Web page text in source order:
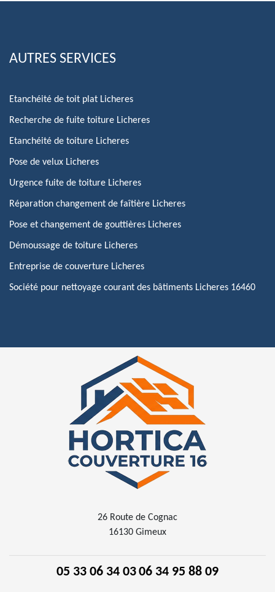
AUTRES SERVICES
Etanchéité de toit plat Licheres
Recherche de fuite toiture Licheres
Etanchéité de toiture Licheres
Pose de velux Licheres
Urgence fuite de toiture Licheres
Réparation changement de faîtière Licheres
Pose et changement de gouttières Licheres
Démoussage de toiture Licheres
Entreprise de couverture Licheres
Société pour nettoyage courant des bâtiments Licheres 16460
26 Route de Cognac
16130 Gimeux
05 33 06 34 0306 34 95 88 09